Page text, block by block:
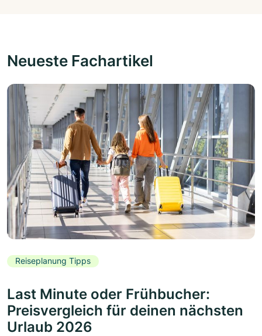
Neueste Fachartikel
Reiseplanung Tipps
Last Minute oder Frühbucher:
Preisvergleich für deinen nächsten
Urlaub 2026